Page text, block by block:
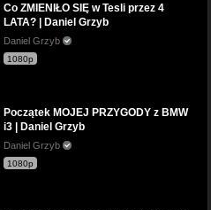
Co ZMIENIŁO SIĘ w Tesli przez 4
LATA? | Daniel Grzyb
Daniel Grzyb
1080p
Początek MOJEJ PRZYGODY z BMW
i3 | Daniel Grzyb
Daniel Grzyb
1080p